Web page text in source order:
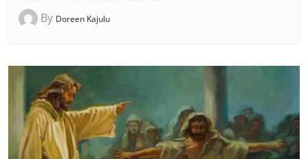
By Doreen Kajulu